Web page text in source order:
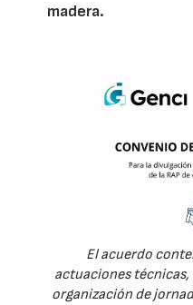
madera.
El acuerdo
actuaciones
organización de